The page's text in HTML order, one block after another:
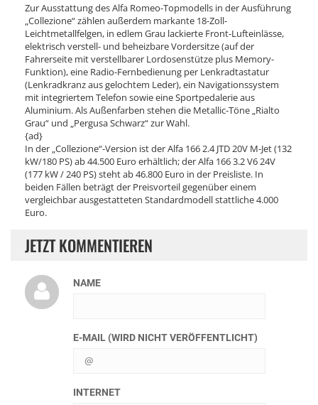
Zur Ausstattung des Alfa Romeo-Topmodells in der Ausführung
„Collezione“ zählen außerdem markante 18-Zoll-
Leichtmetallfelgen, in edlem Grau lackierte Front-Lufteinlässe,
elektrisch verstell- und beheizbare Vordersitze (auf der
Fahrerseite mit verstellbarer Lordosenstütze plus Memory-
Funktion), eine Radio-Fernbedienung per Lenkradtastatur
(Lenkradkranz aus gelochtem Leder), ein Navigationssystem
mit integriertem Telefon sowie eine Sportpedalerie aus
Aluminium. Als Außenfarben stehen die Metallic-Töne „Rialto
Grau“ und „Pergusa Schwarz“ zur Wahl.
{ad}
In der „Collezione“-Version ist der Alfa 166 2.4 JTD 20V M-Jet (132
kW/180 PS) ab 44.500 Euro erhältlich; der Alfa 166 3.2 V6 24V
(177 kW / 240 PS) steht ab 46.800 Euro in der Preisliste. In
beiden Fällen beträgt der Preisvorteil gegenüber einem
vergleichbar ausgestatteten Standardmodell stattliche 4.000
Euro.
JETZT KOMMENTIEREN
NAME
E-MAIL (WIRD NICHT VERÖFFENTLICHT)
INTERNET